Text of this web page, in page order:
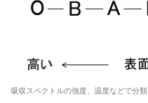
吸収スペクトルの強度、温度などで分